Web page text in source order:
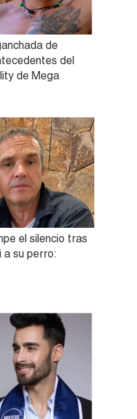
de
del
de Mega
el silencio tras
a su perro: